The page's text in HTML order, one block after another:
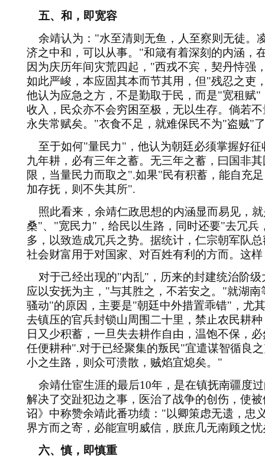
五、和，即宽容
余靖认为： "水至清则无鱼，人至察则无徒。
济之中和，可以从事。 "和箴有着深刻的内涵，
因为庆历年间灾荒四起， "西戎不宾，契丹恃强
如此严峻，本应固其本而节其用，但"残忍之吏
他认为应急之方，不是勤取于民，而是"宽租赋"
收入，民众亦不会穷困至极，无以生存。倘若
永失常赋矣。 "衣食不足，就难保民不为"盗贼"
至于如何"量民力" ，他认为朝廷必须掌握好
九年耕，必有三年之蓄。无三年之蓄，曰国非
限，当量民力而取之".如果"民有积蓄，能自充
加存抚，则不失其所".
照此看来，余靖仁政思想的内涵显而易见，
桑"、 "宽民力" ，给民以生路，同时还要"去冗兵
多，以致造成冗兵之势。据统计，仁宗朝军队
社会财富用于对国家、对百姓有利的方而。这
对于己经出现的"内乱" ，历来的封建统治阶
应以安抚为主， "与其胜之，不若安之。 "就湖南
骚动"的原因，主要是"朝廷中外措置乖错" ，尤
去镇压的官兵封锁山周围二十里，禁止农民耕
日又少积蓄，一旦失去耕作自由，温饱不保，
任便耕种".对于已经聚集的叛民"宜遣谋智循良
小之生路，则众可溃散，贼焰宜熄矣。 "
余靖仕宦生涯的最后10年，是在镇抚南疆度
解决了交趾犯边之事，医治了战争的创伤，使
诏》中称赞余靖此番功绩： "以卿策虑无遗，忠
界方而之寄，必能宣明威信，朕庶几无南顾之
六、慎，即慎重